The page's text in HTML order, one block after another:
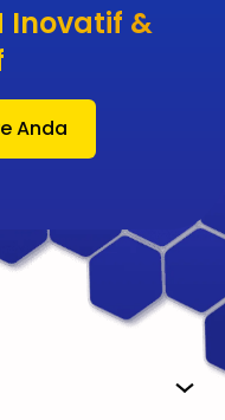
Inovatif &
Anda